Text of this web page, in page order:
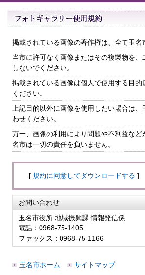
掲載されている画像の著作権は、全て玉名
当市に許可なく画像またはその複製物を、
しないでください。
掲載されている画像は個人で使用する目的
ください。
上記目的以外に画像を使用したい場合は
わせください。
万一、画像の利用により問題や不利益など
名市は一切の責任を負いません。
[ 規約に同意してダウンロードする ]
お問い合わせ
玉名市役所 地域振興課 情報発信係
電話：0968-75-1405
ファックス：0968-75-1166
玉名市ホーム サイトマップ